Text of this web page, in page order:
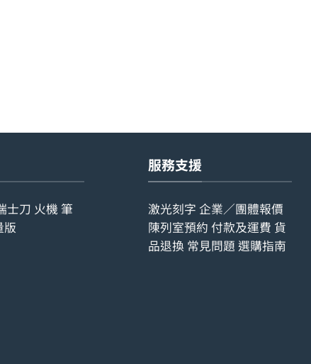
士刀 火機 筆
版
服務支援
激光刻字 企業／團體報價
陳列室預約 付款及運費 貨
品退換 常見問題 選購指南